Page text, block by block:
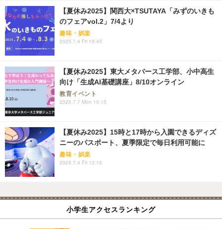
【夏休み2025】関西大×TSUTAYA「みずのいきも
のフェアvol.2」7/4より
趣味・娯楽
2025.7.4 Fri 19:45
【夏休み2025】東大メタバース工学部、小中高生
向け「生成AI基礎講座」8/10オンライン
教育イベント
2025.7.7 Mon 10:15
【夏休み2025】15時と17時から入園できるディズ
ニーのパスポート、夏季限定で毎日利用可能に
趣味・娯楽
2025.7.4 Fri 12:15
小学生アクセスランキング